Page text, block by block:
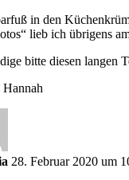
in den
lieb ich übrigens
bitte diesen langen
28. Februar 2020 um